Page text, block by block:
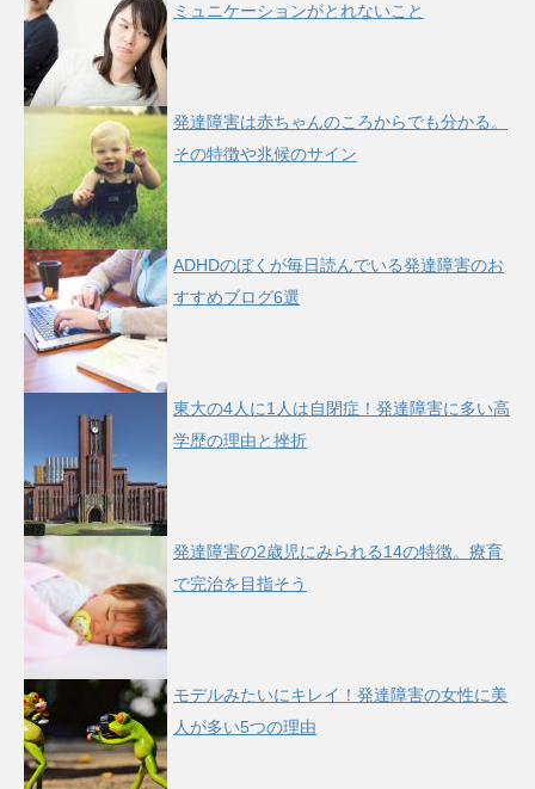
ミュニケーションがとれないこと
発達障害は赤ちゃんのころからでも分かる。
その特徴や兆候のサイン
ADHDのぼくが毎日読んでいる発達障害のお
すすめブログ6選
東大の4人に1人は自閉症！発達障害に多い高
学歴の理由と挫折
発達障害の2歳児にみられる14の特徴。療育
で完治を目指そう
モデルみたいにキレイ！発達障害の女性に美
人が多い5つの理由